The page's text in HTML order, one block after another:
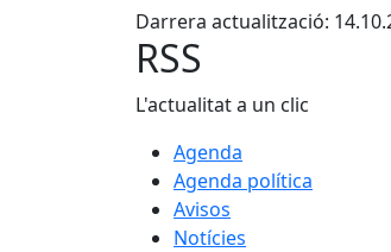
Darrera actualització:
RSS
L'actualitat a un clic
Agenda
Agenda política
Avisos
Notícies